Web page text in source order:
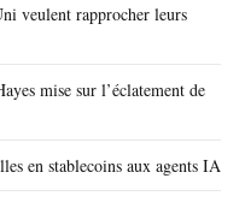
veulent rapprocher leurs
mise sur l’éclatement de
en stablecoins aux agents IA